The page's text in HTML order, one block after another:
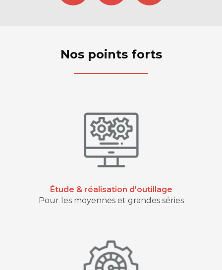
Nos points forts
Étude & réalisation d'outillage
Pour les moyennes et grandes séries